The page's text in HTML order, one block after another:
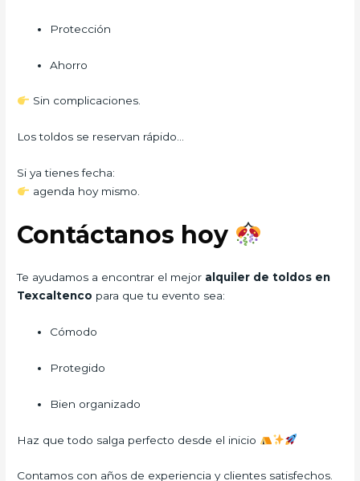
Protección
Ahorro
Sin complicaciones.
Los toldos se reservan rápido…
Si ya tienes fecha:
agenda hoy mismo.
Contáctanos hoy
Te ayudamos a encontrar el mejor alquiler de toldos en
Texcaltenco para que tu evento sea:
Cómodo
Protegido
Bien organizado
Haz que todo salga perfecto desde el inicio
Contamos con años de experiencia y clientes satisfechos.